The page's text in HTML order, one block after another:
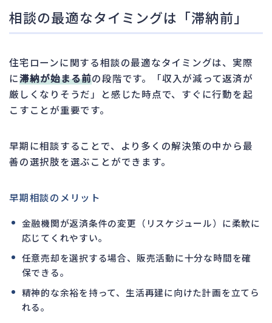
相談の最適なタイミングは「滞納前」
住宅ローンに関する相談の最適なタイミングは、実際
に滞納が始まる前の段階です。「収入が減って返済が
厳しくなりそうだ」と感じた時点で、すぐに行動を起
こすことが重要です。
早期に相談することで、より多くの解決策の中から最
善の選択肢を選ぶことができます。
早期相談のメリット
金融機関が返済条件の変更（リスケジュール）に柔軟に
応じてくれやすい。
任意売却を選択する場合、販売活動に十分な時間を確
保できる。
精神的な余裕を持って、生活再建に向けた計画を立てら
れる。